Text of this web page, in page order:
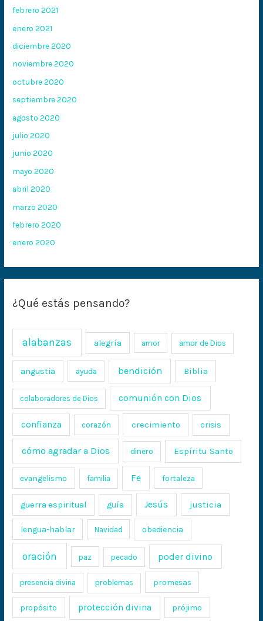
febrero 2021
enero 2021
diciembre 2020
noviembre 2020
octubre 2020
septiembre 2020
agosto 2020
julio 2020
junio 2020
mayo 2020
abril 2020
marzo 2020
febrero 2020
enero 2020
¿Qué estás pensando?
alabanzas alegría amor amor de Dios
angustia ayuda bendición Biblia
colaboradores de Dios comunión con Dios
confianza corazón crecimiento crisis
cómo agradar a Dios dinero Espíritu Santo
evangelismo familia Fe fortaleza
guerra espiritual guía Jesús justicia
lengua-hablar Navidad obediencia
oración paz pecado poder divino
presencia divina problemas promesas
propósito protección divina prójimo